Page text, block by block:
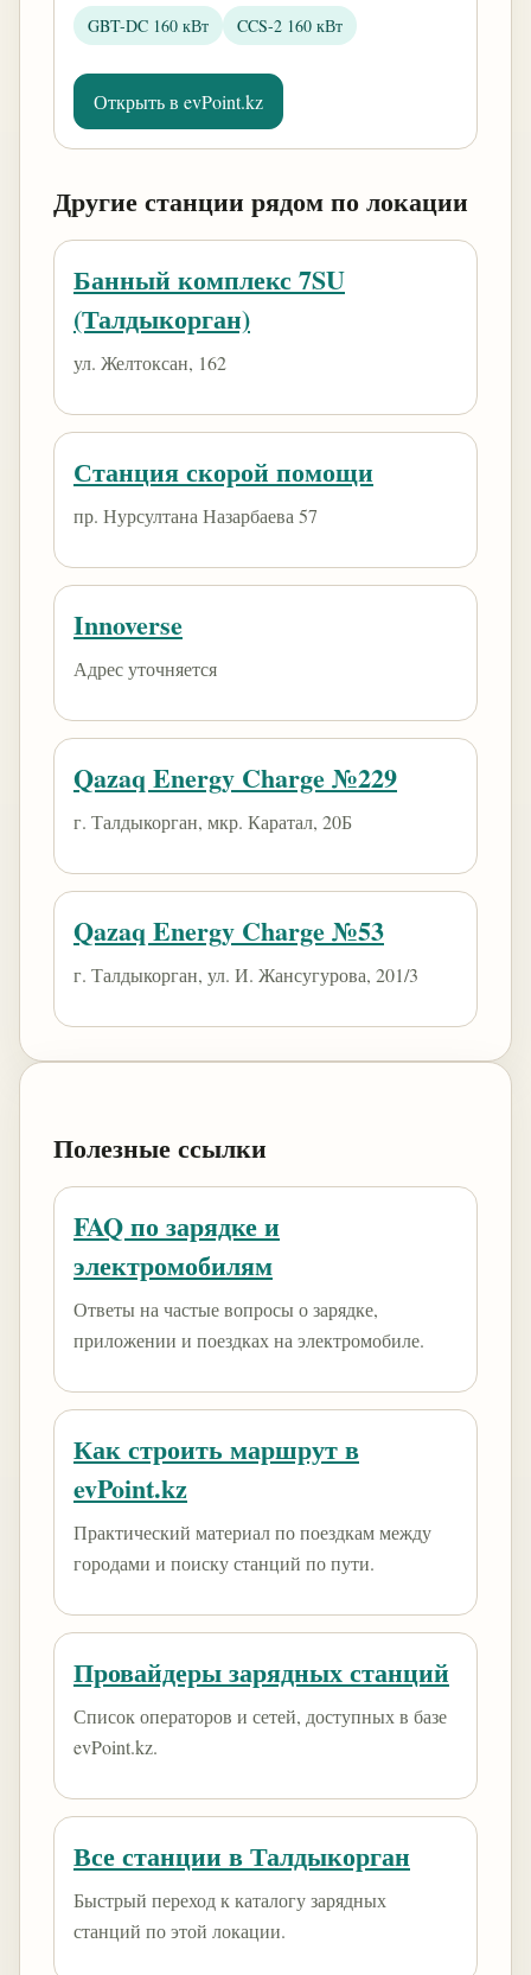
GBT-DC 160 кВт CCS-2 160 кВт
Открыть в evPoint.kz
Другие станции рядом по локации
Банный комплекс 7SU
(Талдыкорган)
ул. Желтоксан, 162
Станция скорой помощи
пр. Нурсултана Назарбаева 57
Innoverse
Адрес уточняется
Qazaq Energy Charge №229
г. Талдыкорган, мкр. Каратал, 20Б
Qazaq Energy Charge №53
г. Талдыкорган, ул. И. Жансугурова, 201/3
Полезные ссылки
FAQ по зарядке и
электромобилям
Ответы на частые вопросы о зарядке,
приложении и поездках на электромобиле.
Как строить маршрут в
evPoint.kz
Практический материал по поездкам между
городами и поиску станций по пути.
Провайдеры зарядных станций
Список операторов и сетей, доступных в базе
evPoint.kz.
Все станции в Талдыкорган
Быстрый переход к каталогу зарядных
станций по этой локации.